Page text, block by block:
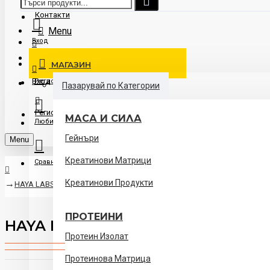
Контакти
Вход
Регистрация
Любими
Сравни
Menu
МАГАЗИН
Пазарувай по Категории
МАСА И СИЛА
Гейнъри
Креатинови Матрици
Креатинови Продукти
ПРОТЕИНИ
Протеин Изолат
Протеинова Матрица
Вход
Регистрация
Menu
HAYA LABS Sports L-Glutamine - 500 гр
HAYA LABS Sports L-Glutamine -